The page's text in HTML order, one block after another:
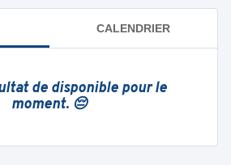
CALENDRIER
de disponible pour le
moment. 😔